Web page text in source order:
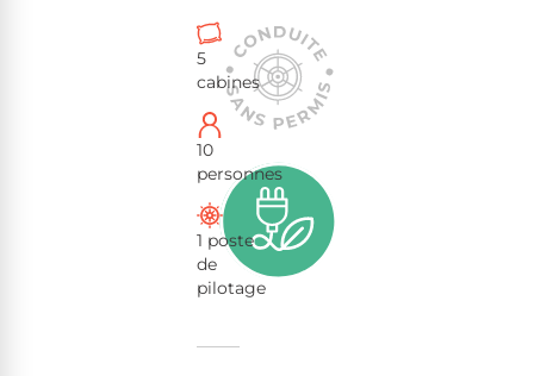
5
cabines
10
personnes
1 poste
de
pilotage